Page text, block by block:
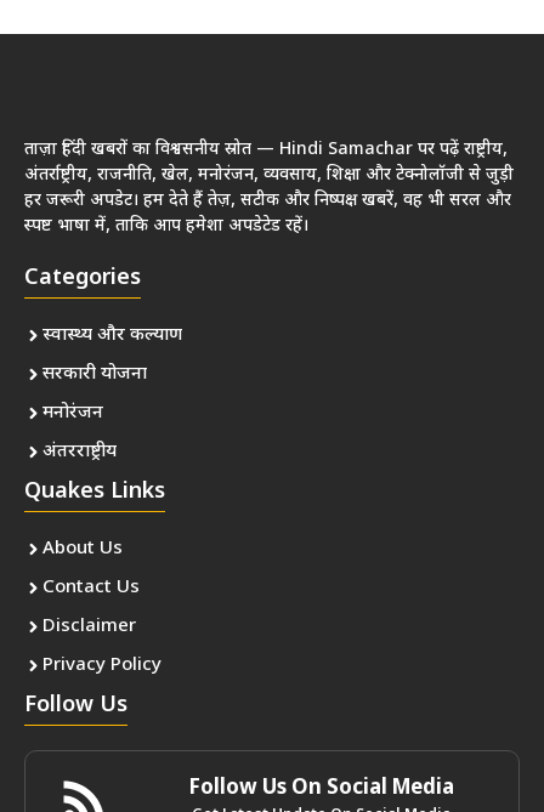
ताज़ा हिंदी खबरों का विश्वसनीय स्रोत — Hindi Samachar पर पढ़ें राष्ट्रीय,
अंतर्राष्ट्रीय, राजनीति, खेल, मनोरंजन, व्यवसाय, शिक्षा और टेक्नोलॉजी से जुड़ी
हर जरूरी अपडेट। हम देते हैं तेज़, सटीक और निष्पक्ष खबरें, वह भी सरल और
स्पष्ट भाषा में, ताकि आप हमेशा अपडेटेड रहें।
Categories
स्वास्थ्य और कल्याण
सरकारी योजना
मनोरंजन
अंतरराष्ट्रीय
Quakes Links
About Us
Contact Us
Disclaimer
Privacy Policy
Follow Us
Follow Us On Social Media